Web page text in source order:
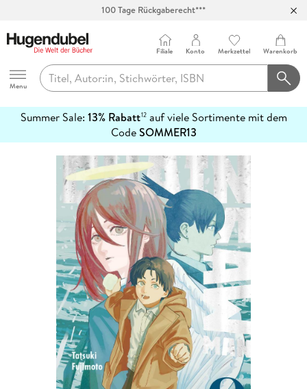
100 Tage Rückgaberecht***
Hugendubel
Menu
Filiale Konto Merkzettel Warenkorb
Summer Sale: 13% Rabatt12auf viele Sortimente mit dem
CodeSOMMER13
erfahren